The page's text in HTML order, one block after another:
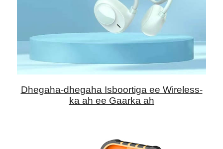
Dhegaha-dhegaha Isboortiga ee Wireless-
ka ah ee Gaarka ah